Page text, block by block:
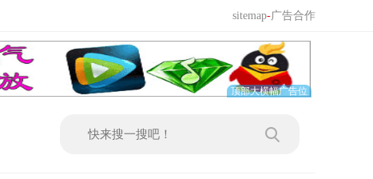
sitemap-广告合作